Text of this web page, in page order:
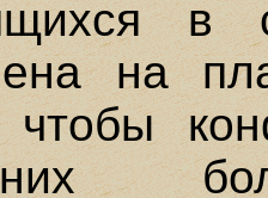
в
на
чтобы